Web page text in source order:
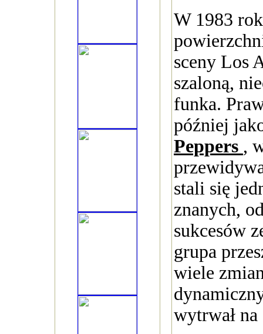
W 1983
sceny Los
szaloną,
funka.
później
Peppers ,
stali się
znanych,
sukcesów
grupa
wiele
wytrwał na